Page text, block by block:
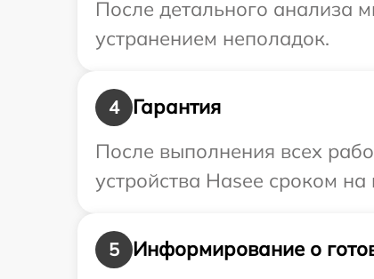
После детального анализа
устранением неполадок.
4
Гарантия
После выполнения всех
устройства Hasee сроком
5
Информирование о